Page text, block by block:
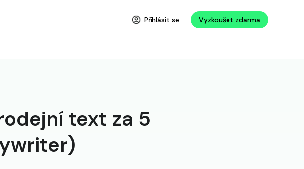
Přihlásit se Vyzkoušet zdarma
text za 5